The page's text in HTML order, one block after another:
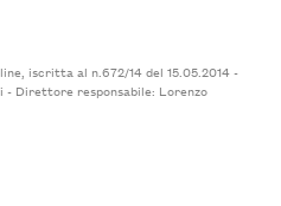
iscritta al n.672/14 del 15.05.2014 -
- Direttore responsabile: Lorenzo